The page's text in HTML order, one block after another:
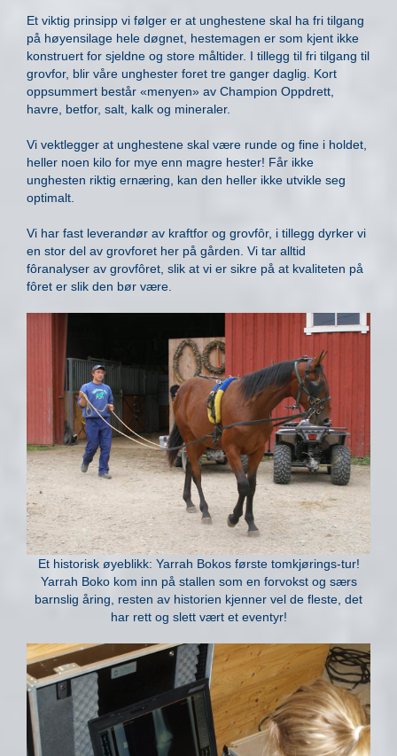
Et viktig prinsipp vi følger er at unghestene skal ha fri tilgang
på høyensilage hele døgnet, hestemagen er som kjent ikke
konstruert for sjeldne og store måltider. I tillegg til fri tilgang til
grovfor, blir våre unghester foret tre ganger daglig. Kort
oppsummert består «menyen» av Champion Oppdrett,
havre, betfor, salt, kalk og mineraler.
Vi vektlegger at unghestene skal være runde og fine i holdet,
heller noen kilo for mye enn magre hester! Får ikke
unghesten riktig ernæring, kan den heller ikke utvikle seg
optimalt.
Vi har fast leverandør av kraftfor og grovfôr, i tillegg dyrker vi
en stor del av grovforet her på gården. Vi tar alltid
fôranalyser av grovfôret, slik at vi er sikre på at kvaliteten på
fôret er slik den bør være.
Et historisk øyeblikk: Yarrah Bokos første tomkjørings-tur!
Yarrah Boko kom inn på stallen som en forvokst og særs
barnslig åring, resten av historien kjenner vel de fleste, det
har rett og slett vært et eventyr!